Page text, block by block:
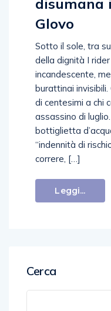
disumana
Glovo
Sotto il sole, tra
della dignità I
incandescente,
burattinai
di centesimi a chi
assassino di
bottiglietta
“indennità di
correre, […]
Leggi...
Cerca